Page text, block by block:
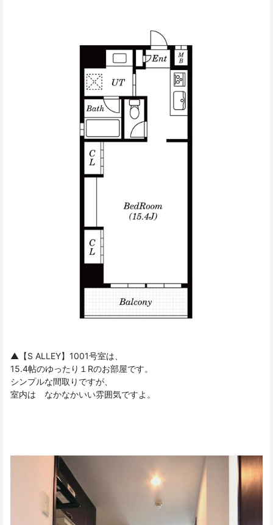
▲【S ALLEY】1001号室は、
15.4帖のゆったり１Rのお部屋です。
シンプルな間取りですが、
室内は なかなかいい雰囲気ですよ。